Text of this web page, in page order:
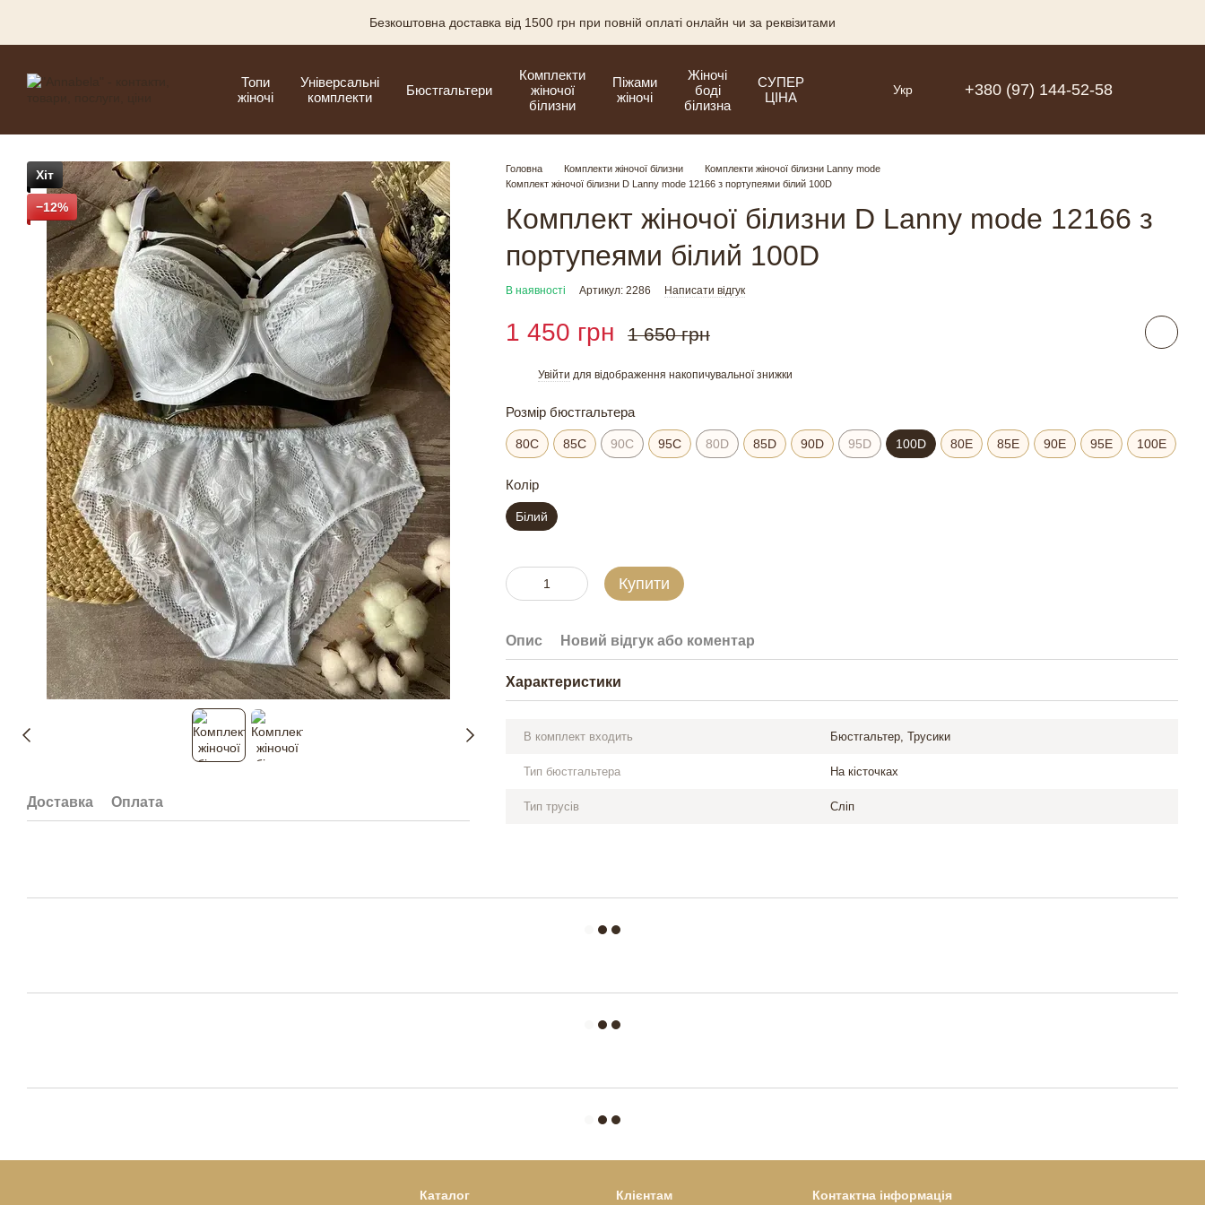
Безкоштовна доставка від 1500 грн при повній оплаті онлайн чи за реквізитами
Топи
жіночі
Універсальні
комплекти
Бюстгальтери
Комплекти
жіночої
білизни
Піжами
жіночі
Жіночі
боді
білизна
СУПЕР
ЦІНА
Укр +380 (97) 144-52-58
Хіт
−12%
Доставка Оплата
Головна Комплекти жіночої білизни
Комплекти жіночої білизни Lanny mode
Комплект жіночої білизни D Lanny mode 12166 з портупеями білий 100D
Комплект жіночої білизни D Lanny mode 12166 з
портупеями білий 100D
В наявності Артикул: 2286 Написати відгук
1 450 грн 1 650 грн
Увійти для відображення накопичувальної знижки
Розмір бюстгальтера
80C 85C 90C 95C 80D 85D 90D 95D 100D 80E 85E 90E 95E 100E
Колір
Білий
Купити
Опис Новий відгук або коментар
Характеристики
В комплект входить Бюстгальтер, Трусики
Тип бюстгальтера На кісточках
Тип трусів Сліп
Каталог Клієнтам Контактна інформація